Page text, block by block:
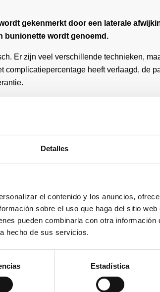
Detalles
el contenido y los anuncios,
sobre el uso que haga del sitio
pueden combinarla con otra información
hecho de sus servicios.
Estadística
gekenmerkt door een laterale
bunionette wordt genoemd.
Er zijn veel verschillende technieken,
complicatiepercentage heeft verlaagd, de
van de eerste teen te corrigeren,
Het helpt ook om hyperkeratose door
het gebruik van het schoeisel te realiseren